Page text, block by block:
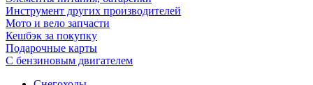
Инструмент других производителей
Мото и вело запчасти
Кешбэк за покупку
Подарочные карты
С бензиновым двигателем